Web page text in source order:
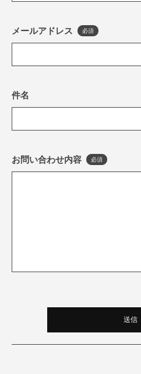
メールアドレス 必須
件名
お問い合わせ内容 必須